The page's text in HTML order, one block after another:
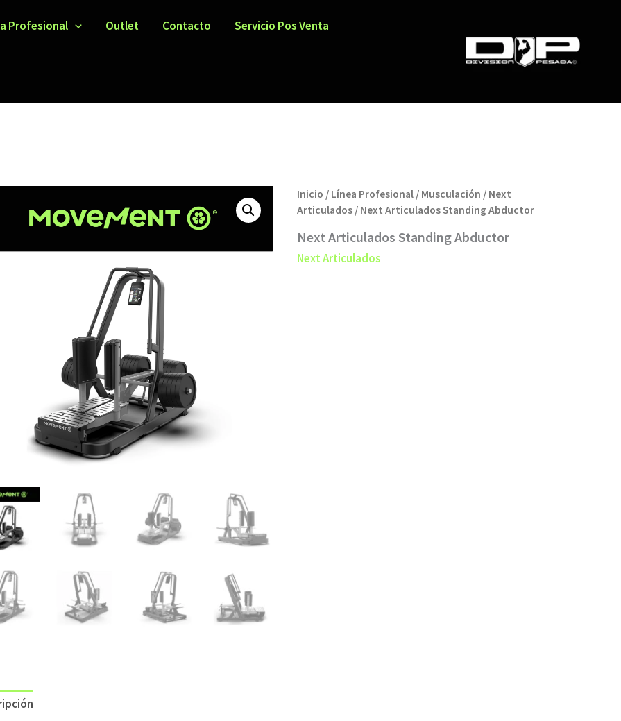
Profesional Outlet Contacto Servicio Pos Venta
Inicio / Línea Profesional/ Musculación / Next
Articulados/ Next Articulados Standing Abductor
Next Articulados Standing Abductor
Next Articulados